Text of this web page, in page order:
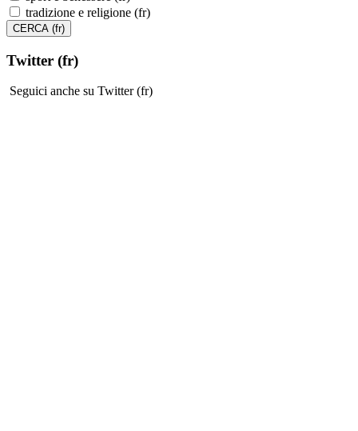
tradizione e religione (fr)
Twitter (fr)
Seguici anche su Twitter (fr)